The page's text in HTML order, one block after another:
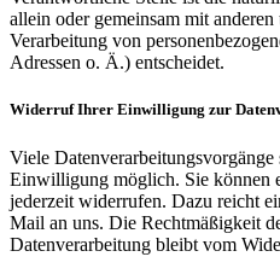
allein oder gemeinsam mit
Verarbeitung von
Adressen o. Ä.) entscheidet.
Widerruf Ihrer Einwilligung zur
Viele
Einwilligung möglich. Sie können
jederzeit widerrufen. Dazu reicht
Mail an uns. Die Rechtmäßigkeit
Datenverarbeitung bleibt vom